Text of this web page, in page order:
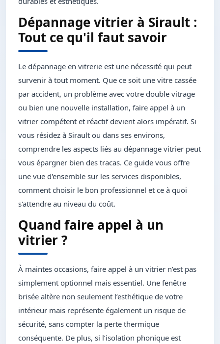
Dépannage vitrier à Sirault :
Tout ce qu'il faut savoir
Le dépannage en vitrerie est une nécessité qui peut
survenir à tout moment. Que ce soit une vitre cassée
par accident, un problème avec votre double vitrage
ou bien une nouvelle installation, faire appel à un
vitrier compétent et réactif devient alors impératif. Si
vous résidez à Sirault ou dans ses environs,
comprendre les aspects liés au dépannage vitrier peut
vous épargner bien des tracas. Ce guide vous offre
une vue d'ensemble sur les services disponibles,
comment choisir le bon professionnel et ce à quoi
s'attendre au niveau du coût.
Quand faire appel à un
vitrier ?
À maintes occasions, faire appel à un vitrier n’est pas
simplement optionnel mais essentiel. Une fenêtre
brisée altère non seulement l’esthétique de votre
intérieur mais représente également un risque de
sécurité, sans compter la perte thermique
conséquente. De plus, si l’isolation phonique est